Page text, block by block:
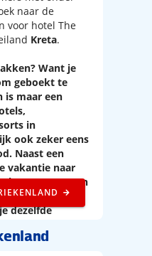
naar de
voor hotel The
Kreta.
Want je
geboekt te
is maar een
in
ook zeker eens
Naast een
vakantie naar
nog eens geen
en krijg jij
dezelfde